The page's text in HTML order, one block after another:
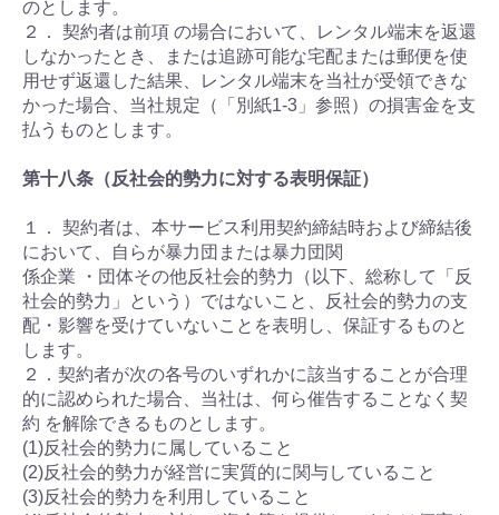
のとします。
２． 契約者は前項 の場合において、レンタル端末を返還
しなかったとき、または追跡可能な宅配または郵便を使
用せず返還した結果、レンタル端末を当社が受領できな
かった場合、当社規定（「別紙1-3」参照）の損害金を支
払うものとします。
第十八条（反社会的勢力に対する表明保証）
１． 契約者は、本サービス利用契約締結時および締結後
において、自らが暴力団または暴力団関
係企業 ・団体その他反社会的勢力（以下、総称して「反
社会的勢力」という）ではないこと、反社会的勢力の支
配・影響を受けていないことを表明し、保証するものと
します。
２．契約者が次の各号のいずれかに該当することが合理
的に認められた場合、当社は、何ら催告することなく契
約 を解除できるものとします。
(1)反社会的勢力に属していること
(2)反社会的勢力が経営に実質的に関与していること
(3)反社会的勢力を利用していること